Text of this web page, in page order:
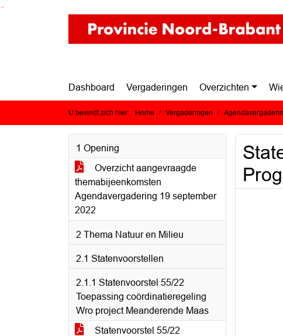
Ga naar de inhoud van deze pagina
Ga naar het zoeken
Ga naar het menu
Dashboard Vergaderingen Overzichten
U bevindt zich hier: Home Vergaderingen
1 Opening
Overzicht aangevraagde
themabijeenkomsten
Agendavergadering 19 september
2022
2 Thema Natuur en Milieu
2.1 Statenvoorstellen
2.1.1 Statenvoorstel 55/22
Toepassing coördinatieregeling
Wro project Meanderende Maas
Statenvoorstel 55/22